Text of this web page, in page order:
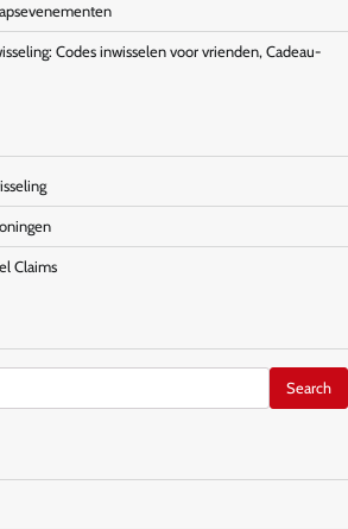
Codes inwisselen voor vrienden, Cadeau-
Claims